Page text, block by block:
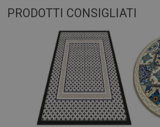
PRODOTTI CONSIGLIATI